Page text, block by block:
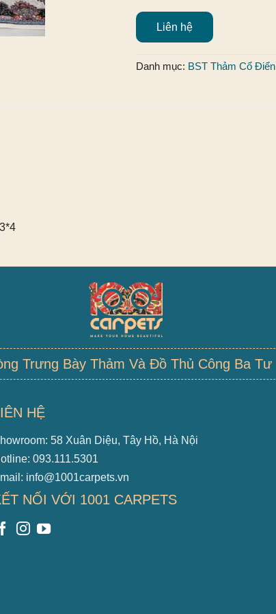
Liên hệ
Danh mục: BST Thảm Cổ Điển
Trưng Bày Thảm Và Đồ Thủ Công Ba Tư
HỆ
58 Xuân Diệu, Tây Hồ, Hà Nội
093.111.5301
info@1001carpets.vn
NỐI VỚI 1001 CARPETS